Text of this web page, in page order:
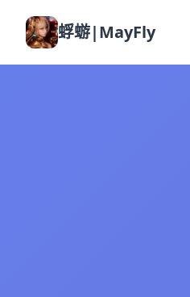
蜉蝣|MayFly